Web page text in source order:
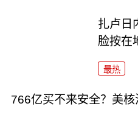
扎卢日
脸按在
最热
766亿买不来安全？美